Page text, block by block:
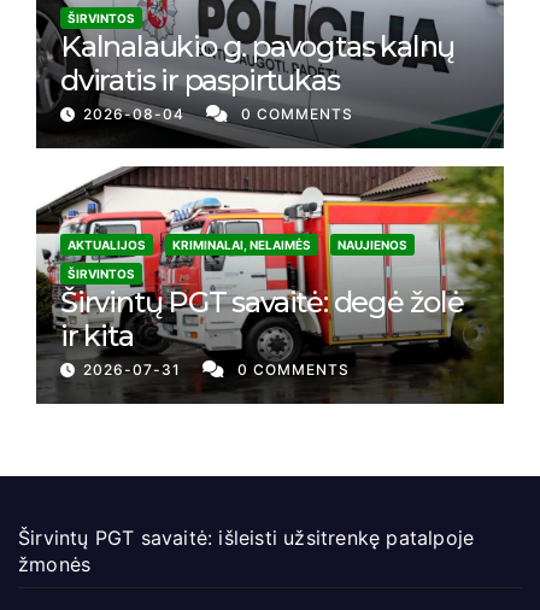
ŠIRVINTOS
Kalnalaukio g. pavogtas kalnų
dviratis ir paspirtukas
2026-08-04 0 COMMENTS
AKTUALIJOS KRIMINALAI, NELAIMĖS
NAUJIENOS
ŠIRVINTOS
Širvintų PGT savaitė: degė žolė
ir kita
2026-07-31 0 COMMENTS
Širvintų PGT savaitė: išleisti užsitrenkę patalpoje
žmonės